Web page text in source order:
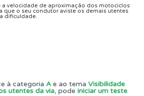
a velocidade de aproximação dos motociclos
que o seu condutor aviste os demais utentes
dificuldade.
à categoria Ae ao tema Visibilidade
utentes da via, pode iniciar um teste